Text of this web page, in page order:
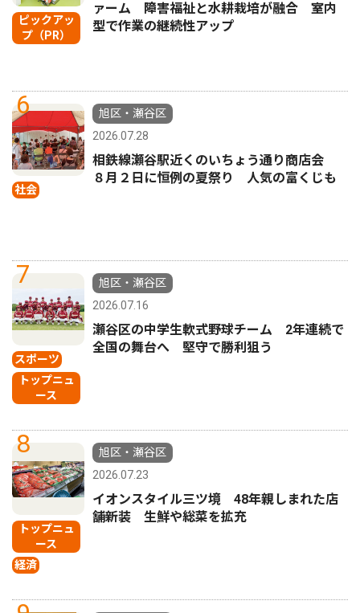
ピックアッ
プ（PR）
ァーム 障害福祉と水耕栽培が融合 室内
型で作業の継続性アップ
6
社会
旭区・瀬谷区
2026.07.28
相鉄線瀬谷駅近くのいちょう通り商店会
８月２日に恒例の夏祭り 人気の富くじも
7
スポーツ
トップニュ
ース
旭区・瀬谷区
2026.07.16
瀬谷区の中学生軟式野球チーム 2年連続で
全国の舞台へ 堅守で勝利狙う
8
トップニュ
ース
経済
旭区・瀬谷区
2026.07.23
イオンスタイル三ツ境 48年親しまれた店
舗新装 生鮮や総菜を拡充